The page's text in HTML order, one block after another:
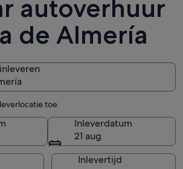
autoverhuur
de Almería
toe
Inleverdatum
21 aug
Inlevertijd